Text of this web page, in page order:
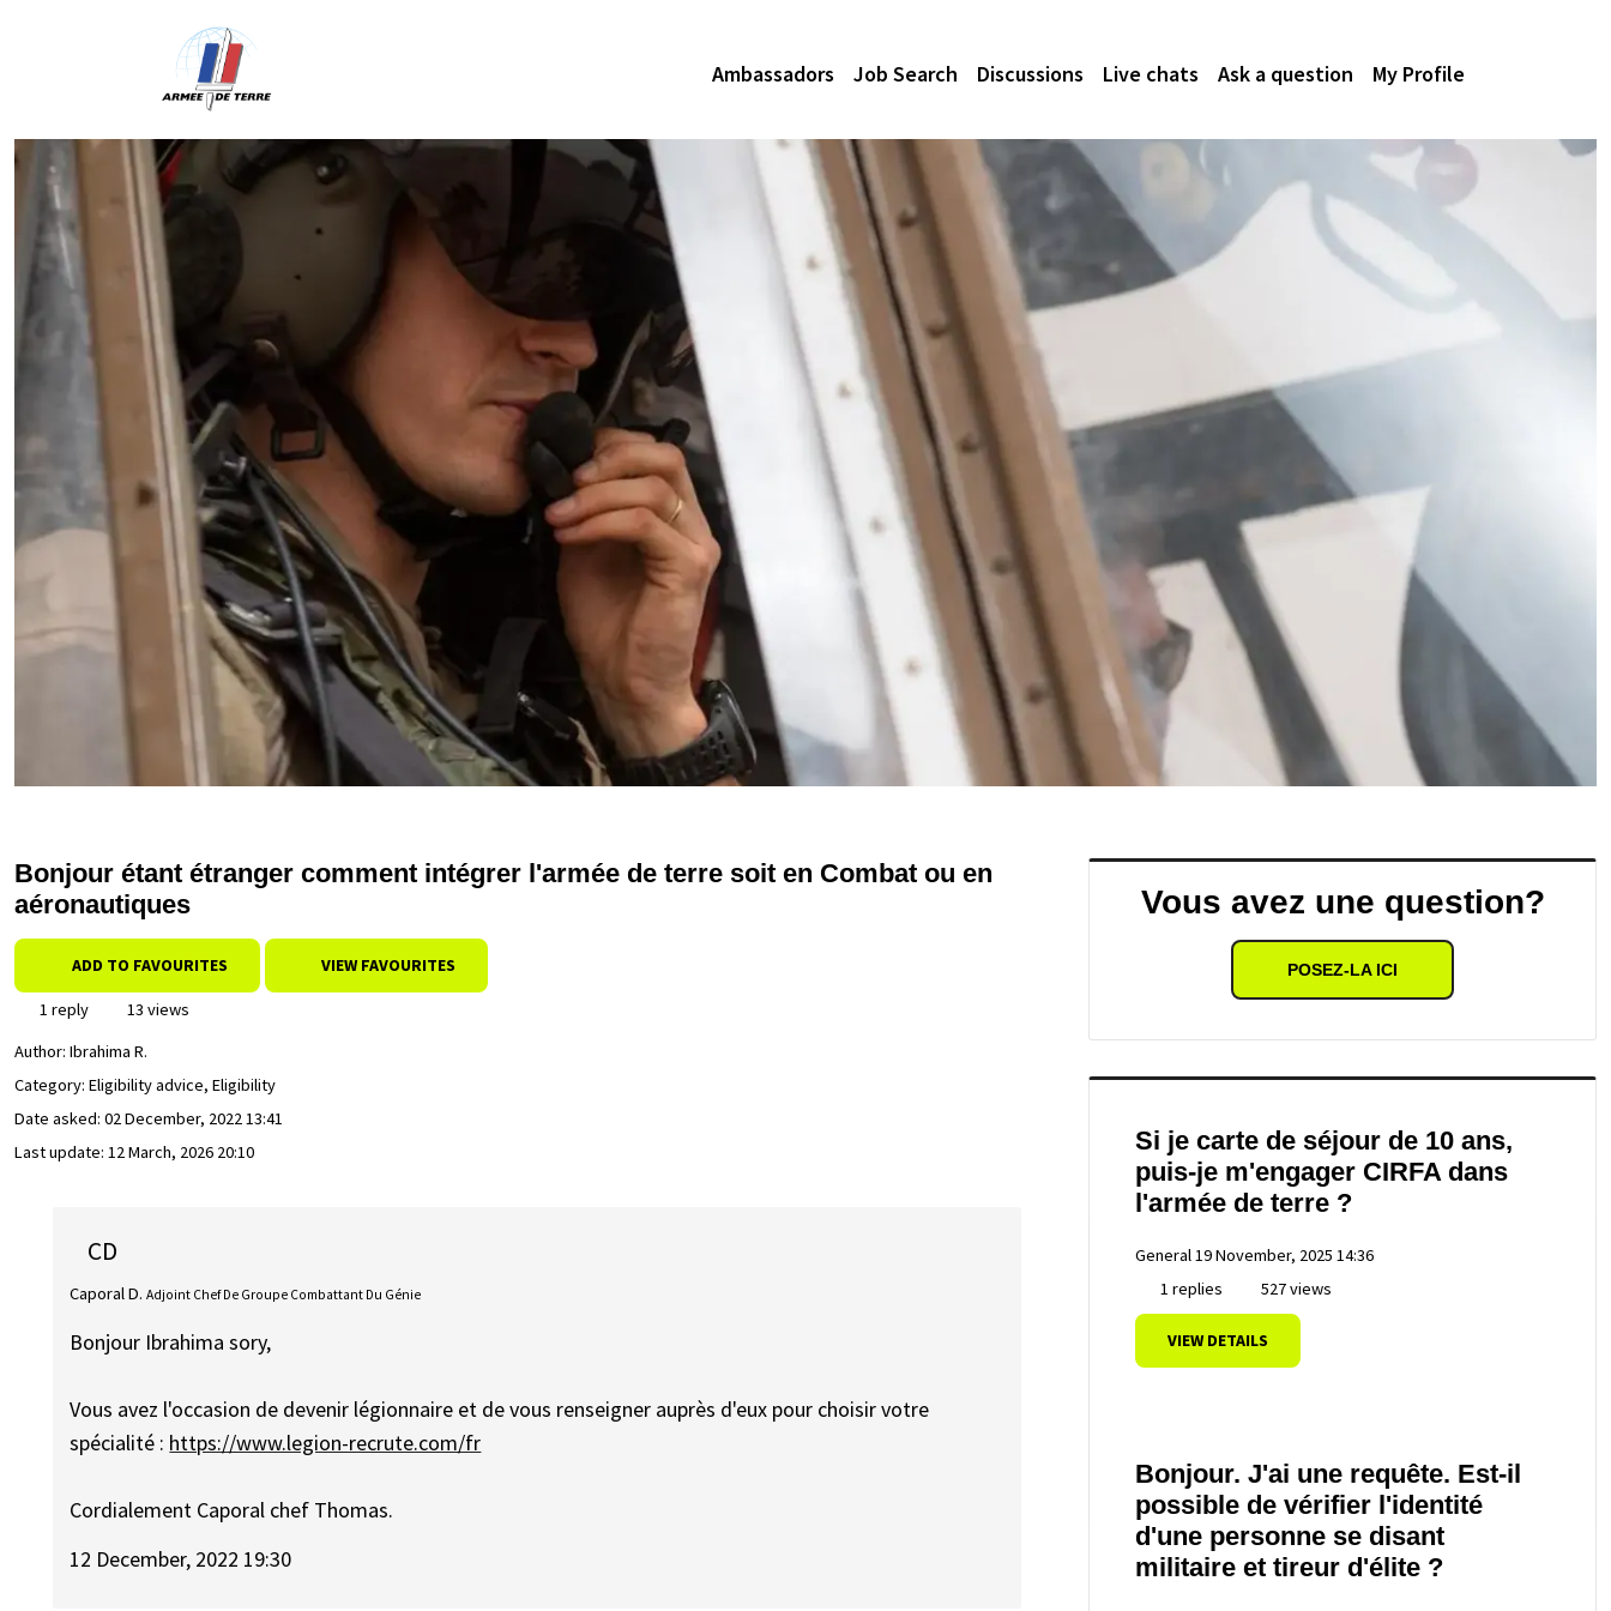
Ambassadors Job Search Discussions Live chats Ask a question My Profile
Bonjour étant étranger comment intégrer l'armée de terre soit en Combat ou en
aéronautiques
ADD TO FAVOURITES VIEW FAVOURITES
1 reply
13 views
Author: Ibrahima R.
Category: Eligibility advice, Eligibility
Date asked: 02 December, 2022 13:41
Last update: 12 March, 2026 20:10
CD
Caporal D. Adjoint Chef De Groupe Combattant Du Génie
Bonjour Ibrahima sory,
Vous avez l'occasion de devenir légionnaire et de vous renseigner auprès d'eux pour choisir votre
spécialité : https://www.legion-recrute.com/fr
Cordialement Caporal chef Thomas.
12 December, 2022 19:30
Vous avez une question?
POSEZ-LA ICI
Si je carte de séjour de 10 ans,
puis-je m'engager CIRFA dans
l'armée de terre ?
General19 November, 2025 14:36
1 replies
527 views
VIEW DETAILS
Bonjour. J'ai une requête. Est-il
possible de vérifier l'identité
d'une personne se disant
militaire et tireur d'élite ?